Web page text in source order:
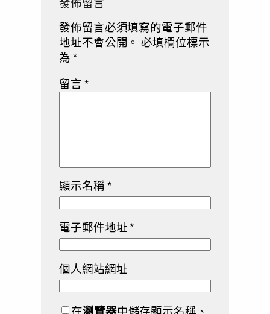
發佈留言必須填寫的電子郵件
地址不會公開。 必填欄位標示
為*
留言*
顯示名稱*
電子郵件地址*
個人網站網址
在瀏覽器中儲存顯示名稱、